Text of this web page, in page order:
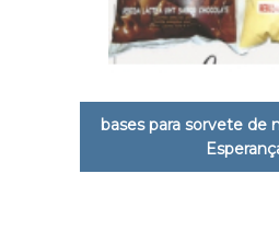
bases para sorvete de